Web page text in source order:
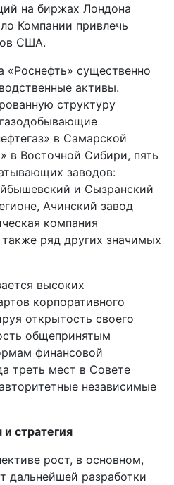
на биржах Лондона
Компании привлечь
США.
«Роснефть» существенно
активы.
структуру
в Самарской
в Восточной Сибири, пять
заводов:
и Сызранский
Ачинский завод
компания
ряд других значимых
высоких
корпоративного
открытость своего
общепринятым
финансовой
треть мест в Совете
независимые
стратегия
рост, в основном,
дальнейшей разработки